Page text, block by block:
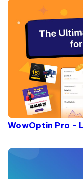
WowOptin Pro -